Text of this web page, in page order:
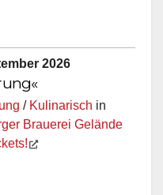
2026
/ Kulinarisch in
Brauerei Gelände